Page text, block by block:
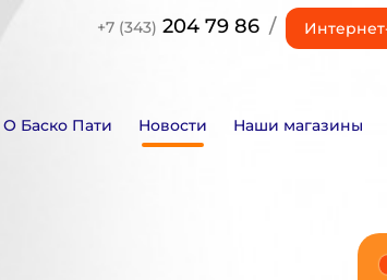
+7 (343) 204 79 86 /
О Баско Пати Новости Наши магазины